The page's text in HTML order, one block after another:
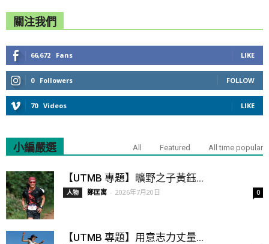
關注我們
66,672 Fans LIKE
0 Followers FOLLOW
70 Videos LIKE
小編嚴選 All Featured All time popular
【UTMB 專題】曠野之子黃鈺...
人物 鄭匡寓 - 2026年7月20日 0
【UTMB 專題】用意志力丈量...